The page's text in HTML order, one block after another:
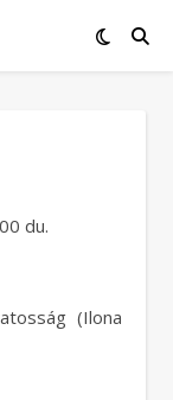
du.
(Ilona